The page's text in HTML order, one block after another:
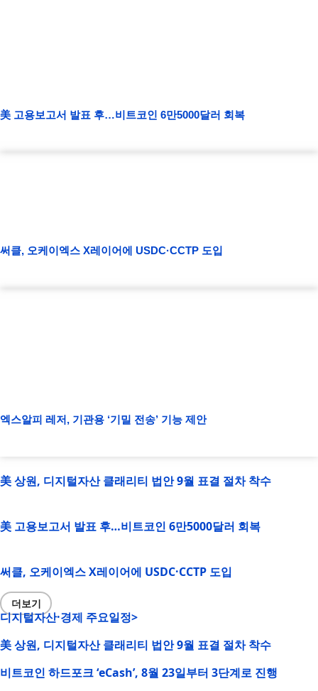
美 고용보고서 발표 후…비트코인 6만5000달러 회복
써클, 오케이엑스 X레이어에 USDC·CCTP 도입
엑스알피 레저, 기관용 ‘기밀 전송’ 기능 제안
美 상원, 디지털자산 클래리티 법안 9월 표결 절차 착수
美 고용보고서 발표 후…비트코인 6만5000달러 회복
써클, 오케이엑스 X레이어에 USDC·CCTP 도입
더보기
디지털자산·경제 주요일정>
美 상원, 디지털자산 클래리티 법안 9월 표결 절차 착수
비트코인 하드포크 ‘eCash’, 8월 23일부터 3단계로 진행